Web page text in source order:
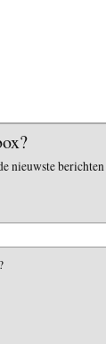
nieuwste